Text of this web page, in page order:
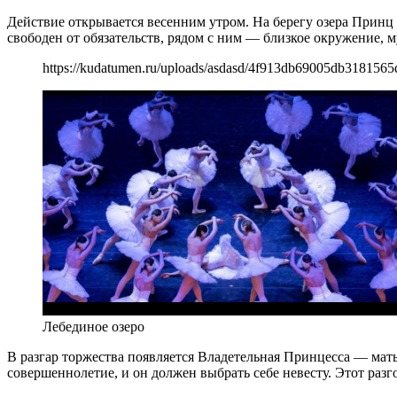
Действие открывается весенним утром. На берегу озера
свободен от обязательств, рядом с ним — близкое окружение,
https://kudatumen.ru/uploads/asdasd/
Лебединое озеро
В разгар торжества появляется Владетельная Принцесса —
совершеннолетие, и он должен выбрать себе невесту. Этот